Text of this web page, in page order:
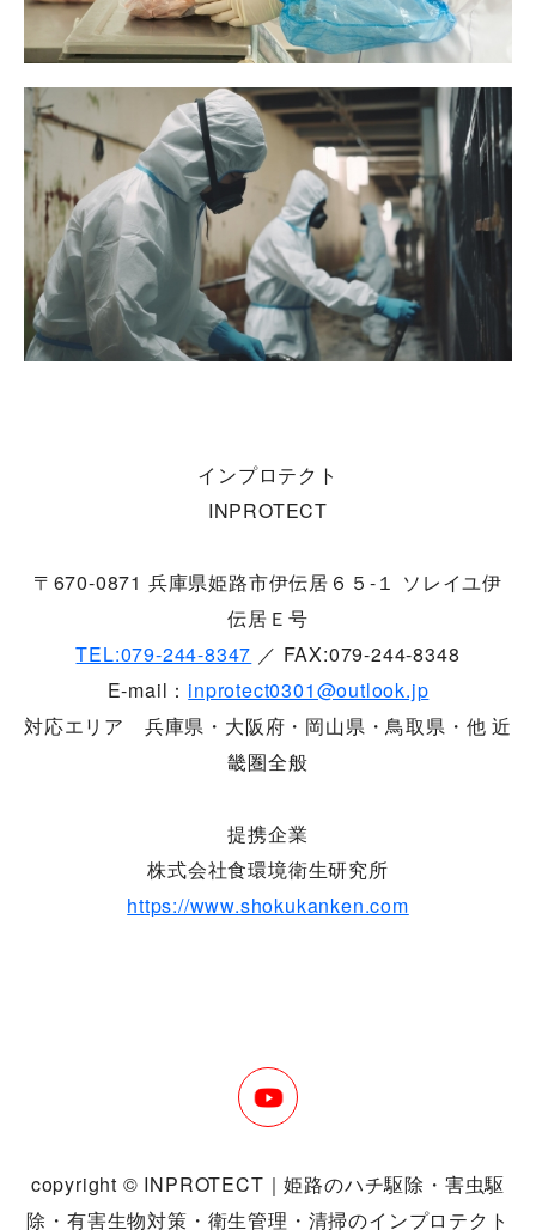
インプロテクト
INPROTECT
〒670-0871 兵庫県姫路市伊伝居６５-１ ソレイユ伊
伝居Ｅ号
TEL:079-244-8347 ／ FAX:079-244-8348
E-mail： inprotect0301@outlook.jp
対応エリア 兵庫県・大阪府・岡山県・鳥取県・他 近
畿圏全般
提携企業
株式会社食環境衛生研究所
https://www.shokukanken.com
copyright © INPROTECT｜姫路のハチ駆除・害虫駆
除・有害生物対策・衛生管理・清掃のインプロテクト